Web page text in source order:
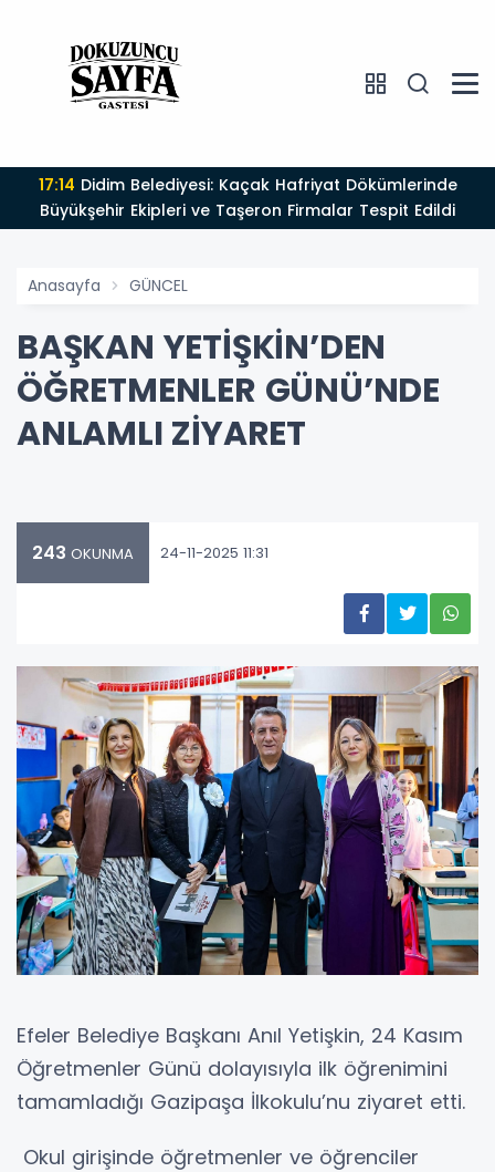
17:14
Büyükşehir Ekipleri ve Taşeron Firmalar Tespit Edildi
Anasayfa GÜNCEL
BAŞKAN YETİŞKİN’DEN
ÖĞRETMENLER GÜNÜ’NDE
ANLAMLI ZİYARET
243 OKUNMA 24-11-2025 11:31
Efeler Belediye Başkanı Anıl Yetişkin, 24 Kasım
Öğretmenler Günü dolayısıyla ilk öğrenimini
tamamladığı Gazipaşa İlkokulu’nu ziyaret etti.
Okul girişinde öğretmenler ve öğrenciler